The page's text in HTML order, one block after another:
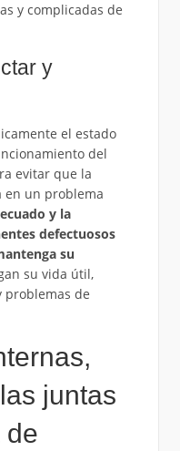
y complicadas de
y
el estado
del
evitar que la
en un problema
y la
defectuosos
su
su vida útil,
problemas de
juntas
de